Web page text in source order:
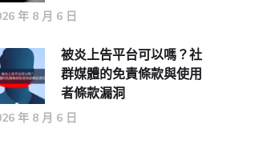
年 8 月 6 日
被炎上告平台可以嗎？社
群媒體的免責條款與使用
者條款漏洞
年 8 月 6 日